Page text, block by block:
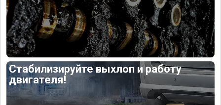
Стабилизируйте выхлоп и работу
двигателя!